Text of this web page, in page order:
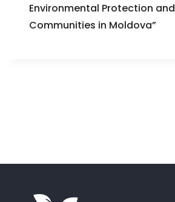
Environmental Protection and
Communities in Moldova”